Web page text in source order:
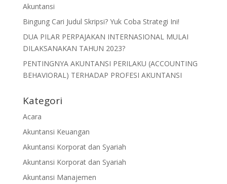
Akuntansi
Bingung Cari Judul Skripsi? Yuk Coba Strategi Ini!
DUA PILAR PERPAJAKAN INTERNASIONAL MULAI
DILAKSANAKAN TAHUN 2023?
PENTINGNYA AKUNTANSI PERILAKU (ACCOUNTING
BEHAVIORAL) TERHADAP PROFESI AKUNTANSI
Kategori
Acara
Akuntansi Keuangan
Akuntansi Korporat dan Syariah
Akuntansi Korporat dan Syariah
Akuntansi Manajemen